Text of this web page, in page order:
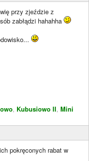
przy zjeździe z
zabłądzi hahahha
, Kubusiowo II, Mini
pokręconych rabat w